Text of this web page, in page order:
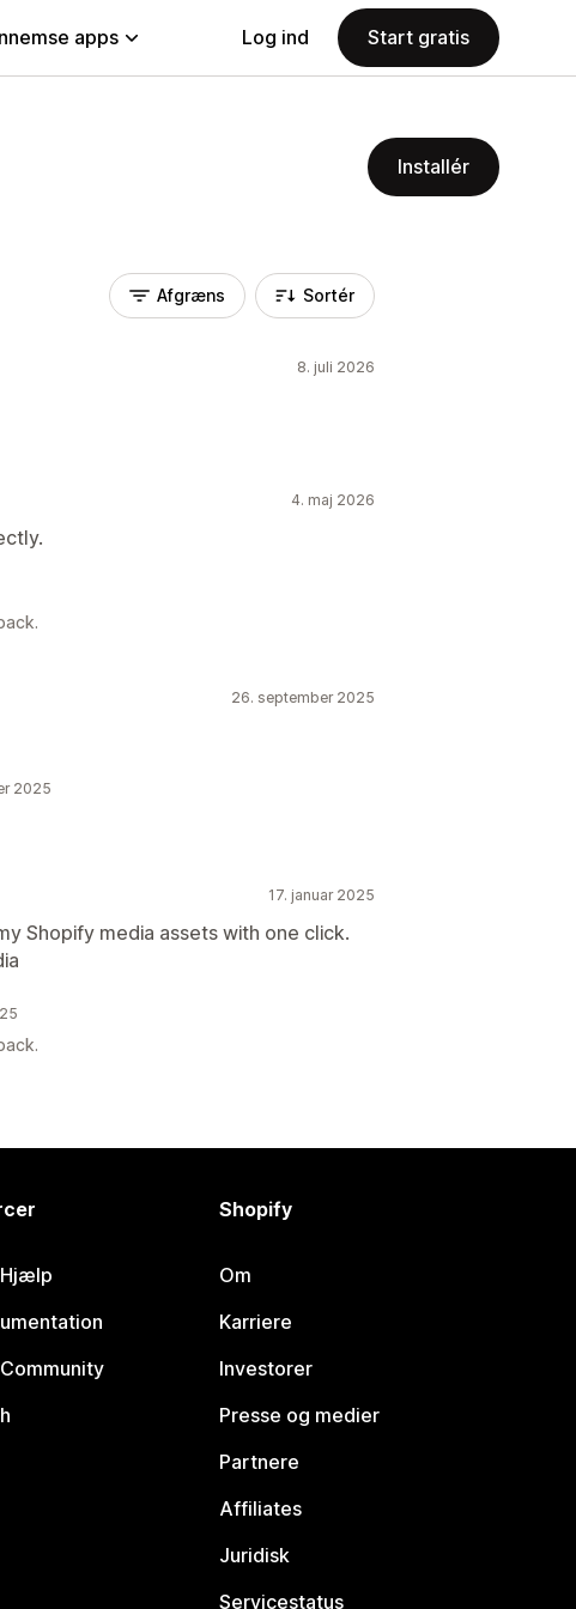
apps Log ind Start gratis
Installér
Afgræns Sortér
8. juli 2026
4. maj 2026
26. september 2025
2025
17. januar 2025
Shopify media assets with one click.
Shopify
Om
Karriere
Investorer
Presse og medier
Partnere
Affiliates
Juridisk
Servicestatus